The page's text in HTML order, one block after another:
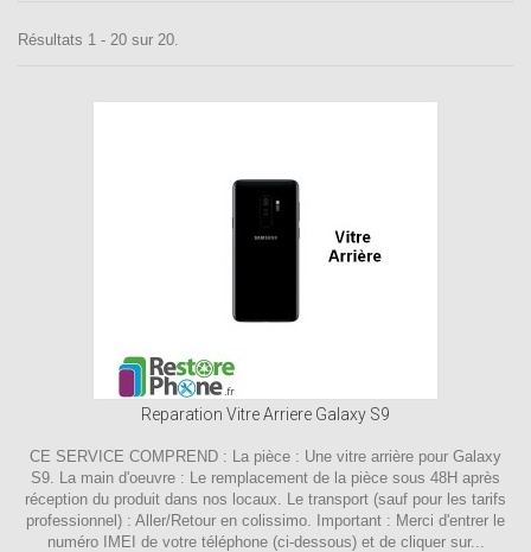
Résultats 1 - 20 sur 20.
Reparation Vitre Arriere Galaxy S9
CE SERVICE COMPREND : La pièce : Une vitre arrière pour Galaxy
S9. La main d'oeuvre : Le remplacement de la pièce sous 48H après
réception du produit dans nos locaux. Le transport (sauf pour les tarifs
professionnel) : Aller/Retour en colissimo. Important : Merci d'entrer le
numéro IMEI de votre téléphone (ci-dessous) et de cliquer sur...